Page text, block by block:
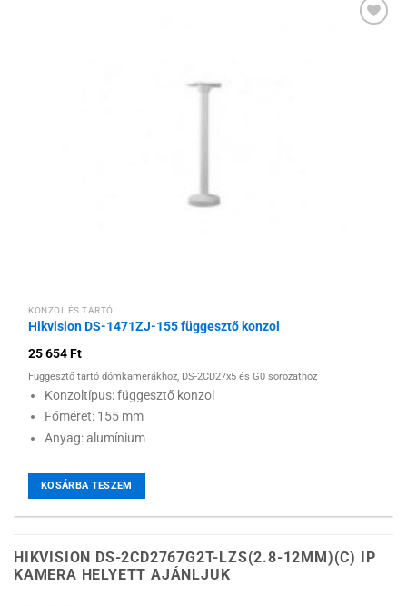
KONZOL ÉS TARTÓ
Hikvision DS-1471ZJ-155 függesztő konzol
25 654Ft
Függesztő tartó dómkamerákhoz, DS-2CD27x5 és G0 sorozathoz
Konzoltípus: függesztő konzol
Főméret: 155 mm
Anyag: alumínium
KOSÁRBA TESZEM
HIKVISION DS-2CD2767G2T-LZS(2.8-12MM)(C) IP
KAMERA HELYETT AJÁNLJUK